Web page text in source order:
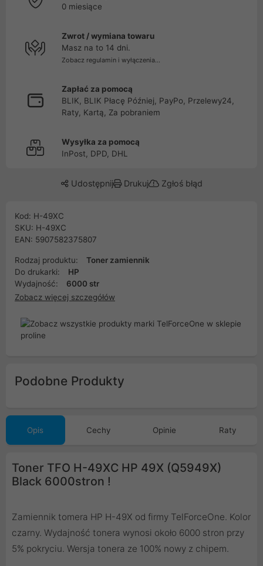
0 miesiące
Zwrot / wymiana towaru
Masz na to 14 dni.
Zobacz regulamin i wyłączenia...
Zapłać za pomocą
BLIK, BLIK Płacę Później, PayPo, Przelewy24,
Raty, Kartą, Za pobraniem
Wysyłka za pomocą
InPost, DPD, DHL
Udostępnij Drukuj Zgłoś błąd
Kod: H-49XC
SKU: H-49XC
EAN: 5907582375807
Rodzaj produktu:
Toner zamiennik
Do drukarki:
HP
Wydajność:
6000 str
Zobacz więcej szczegółów
Podobne Produkty
Opis Cechy Opinie Raty
Toner TFO H-49XC HP 49X (Q5949X)
Black 6000stron !
Zamiennik tomera HP H-49X od firmy TelForceOne. Kolor
czarny. Wydajność tonera wynosi około 6000 stron przy
5% pokryciu. Wersja tonera ze 100% nowy z chipem.